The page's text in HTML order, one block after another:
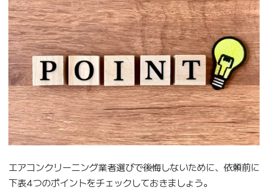
エアコンクリーニング業者選びで後悔しないために、依頼前に
下表4つのポイントをチェックしておきましょう。